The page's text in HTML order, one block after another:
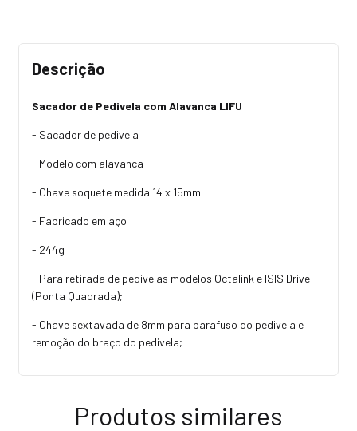
Descrição
Sacador de Pedivela com Alavanca LIFU
- Sacador de pedivela
- Modelo com alavanca
- Chave soquete medida 14 x 15mm
- Fabricado em aço
- 244g
- Para retirada de pedivelas modelos Octalink e ISIS Drive
(Ponta Quadrada);
- Chave sextavada de 8mm para parafuso do pedivela e
remoção do braço do pedivela;
Produtos similares